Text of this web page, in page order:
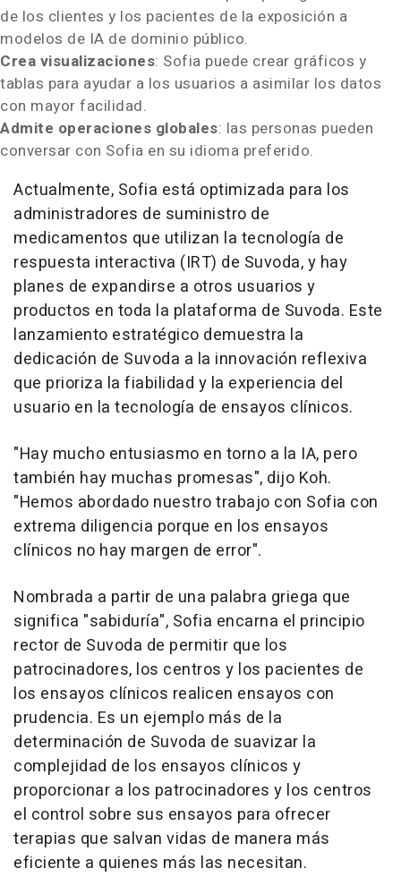
de los clientes y los pacientes de la exposición a
modelos de IA de dominio público.
Crea visualizaciones: Sofia puede crear gráficos y
tablas para ayudar a los usuarios a asimilar los datos
con mayor facilidad.
Admite operaciones globales: las personas pueden
conversar con Sofia en su idioma preferido.
Actualmente, Sofia está optimizada para los
administradores de suministro de
medicamentos que utilizan la tecnología de
respuesta interactiva (IRT) de Suvoda, y hay
planes de expandirse a otros usuarios y
productos en toda la plataforma de Suvoda. Este
lanzamiento estratégico demuestra la
dedicación de Suvoda a la innovación reflexiva
que prioriza la fiabilidad y la experiencia del
usuario en la tecnología de ensayos clínicos.
"Hay mucho entusiasmo en torno a la IA, pero
también hay muchas promesas", dijo Koh.
"Hemos abordado nuestro trabajo con Sofia con
extrema diligencia porque en los ensayos
clínicos no hay margen de error".
Nombrada a partir de una palabra griega que
significa "sabiduría", Sofia encarna el principio
rector de Suvoda de permitir que los
patrocinadores, los centros y los pacientes de
los ensayos clínicos realicen ensayos con
prudencia. Es un ejemplo más de la
determinación de Suvoda de suavizar la
complejidad de los ensayos clínicos y
proporcionar a los patrocinadores y los centros
el control sobre sus ensayos para ofrecer
terapias que salvan vidas de manera más
eficiente a quienes más las necesitan.